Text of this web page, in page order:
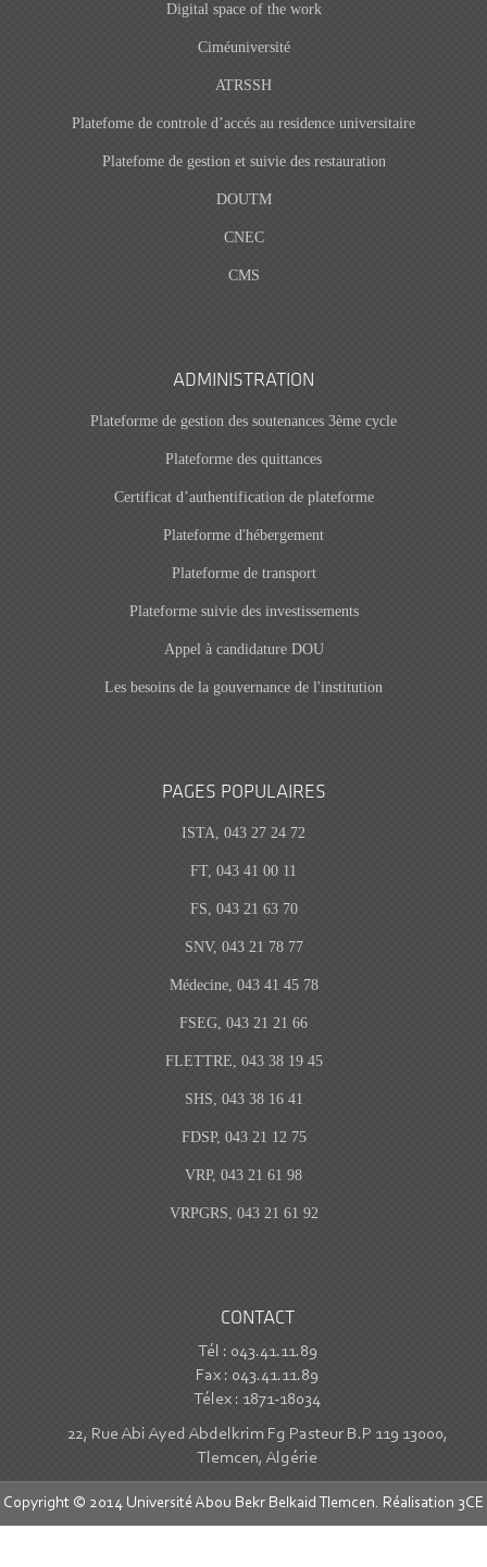
Digital space of the work
Ciméuniversité
ATRSSH
Platefome de controle d’accés au residence universitaire
Platefome de gestion et suivie des restauration
DOUTM
CNEC
CMS
ADMINISTRATION
Plateforme de gestion des soutenances 3ème cycle
Plateforme des quittances
Certificat d’authentification de plateforme
Plateforme d'hébergement
Plateforme de transport
Plateforme suivie des investissements
Appel à candidature DOU
Les besoins de la gouvernance de l'institution
PAGES POPULAIRES
ISTA, 043 27 24 72
FT, 043 41 00 11
FS, 043 21 63 70
SNV, 043 21 78 77
Médecine, 043 41 45 78
FSEG, 043 21 21 66
FLETTRE, 043 38 19 45
SHS, 043 38 16 41
FDSP, 043 21 12 75
VRP, 043 21 61 98
VRPGRS, 043 21 61 92
CONTACT
Tél : 043.41.11.89
Fax : 043.41.11.89
Télex : 1871-18034
22, Rue Abi Ayed Abdelkrim Fg Pasteur B.P 119 13000,
Tlemcen, Algérie
Copyright © 2014 Université Abou Bekr Belkaid Tlemcen. Réalisation 3CE